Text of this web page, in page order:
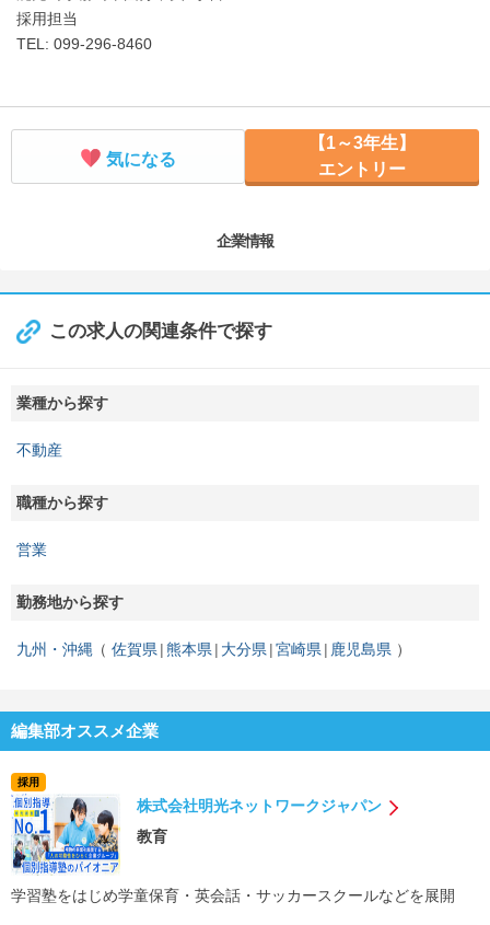
採用担当
TEL: 099-296-8460
気になる
【1～3年生】
エントリー
企業情報
この求人の関連条件で探す
業種から探す
不動産
職種から探す
営業
勤務地から探す
九州・沖縄 佐賀県 熊本県 大分県 宮崎県 鹿児島県
編集部オススメ企業
採用
株式会社明光ネットワークジャパン
教育
学習塾をはじめ学童保育・英会話・サッカースクールなどを展開